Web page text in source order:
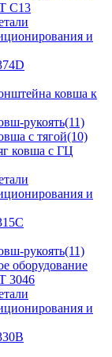
C13
и
ковша к
рукоять(11)
с тягой(10)
ковша с ГЦ
и
рукоять(11)
оборудование
3046
и